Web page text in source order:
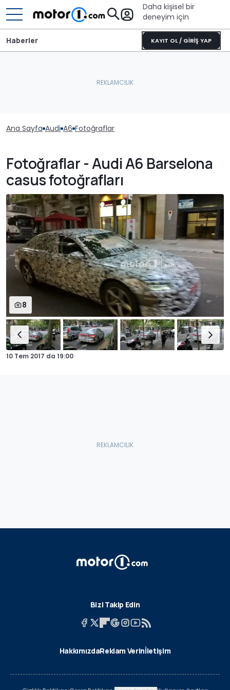
Daha kişisel bir
deneyim için
KAYIT OL / GİRİŞ YAP
Haberler
Ana Sayfa Audi A6 Fotoğraflar
Fotoğraflar - Audi A6 Barselona
casus fotoğrafları
8
10 Tem 2017 da 19:00
Bizi Takip Edin
HakkımızdaReklam Verinİletişim